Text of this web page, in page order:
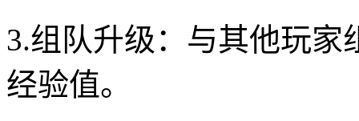
3.组队升级：与其他玩
经验值。